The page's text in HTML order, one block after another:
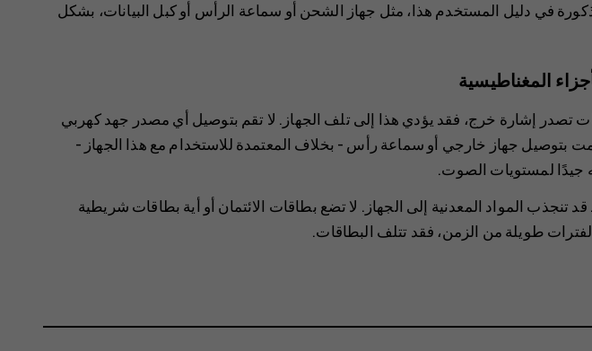
في دليل المستخدم هذا، مثل جهاز الشحن أو سماعة الرأس أو كبل البيانات، بشكل
المغناطيسية
تصدر إشارة خرج، فقد يؤدي هذا إلى تلف الجهاز. لا تقم بتوصيل أي مصدر جهد كهربي
بتوصيل جهاز خارجي أو سماعة رأس - بخلاف المعتمدة للاستخدام مع هذا الجهاز -
جيدًا لمستويات الصوت.
تنجذب المواد المعدنية إلى الجهاز. لا تضع بطاقات الائتمان أو أية بطاقات شريطية
طويلة من الزمن، فقد تتلف البطاقات.